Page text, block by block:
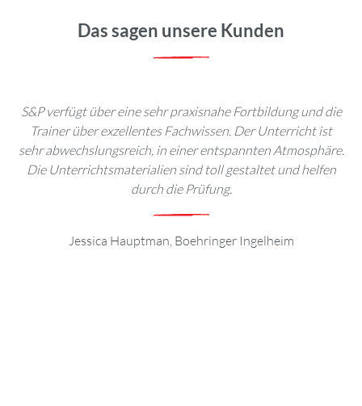
Das sagen unsere Kunden
S&P verfügt über eine sehr praxisnahe Fortbildung und die
Trainer über exzellentes Fachwissen. Der Unterricht ist
sehr abwechslungsreich, in einer entspannten Atmosphäre.
Die Unterrichtsmaterialien sind toll gestaltet und helfen
durch die Prüfung.
Jessica Hauptman, Boehringer Ingelheim